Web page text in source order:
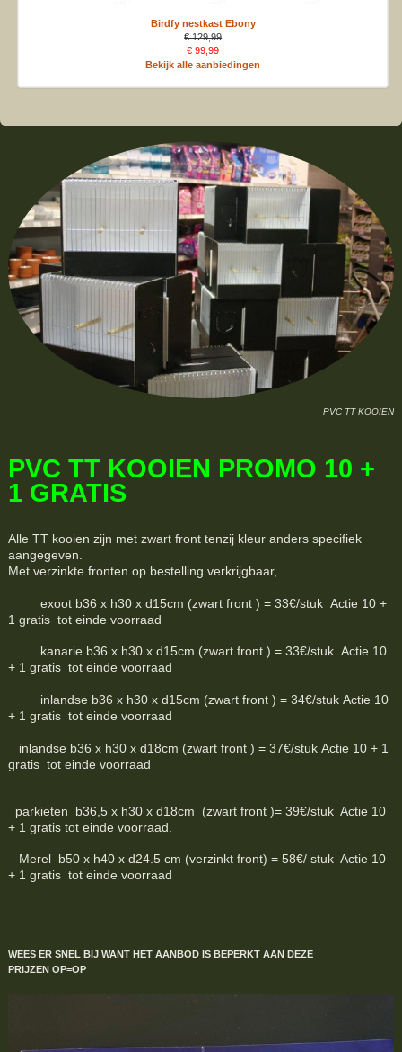
Birdfy nestkast Ebony
€ 129,99
€ 99,99
Bekijk alle aanbiedingen
PVC TT KOOIEN
PVC TT KOOIEN PROMO 10 +
1 GRATIS
Alle TT kooien zijn met zwart front tenzij kleur anders specifiek
aangegeven.
Met verzinkte fronten op bestelling verkrijgbaar,
exoot b36 x h30 x d15cm (zwart front ) = 33€/stuk Actie 10 +
1 gratis tot einde voorraad
kanarie b36 x h30 x d15cm (zwart front ) = 33€/stuk Actie 10
+ 1 gratis tot einde voorraad
inlandse b36 x h30 x d15cm (zwart front ) = 34€/stuk Actie 10
+ 1 gratis tot einde voorraad
inlandse b36 x h30 x d18cm (zwart front ) = 37€/stuk Actie 10 + 1
gratis tot einde voorraad
parkieten b36,5 x h30 x d18cm (zwart front )= 39€/stuk Actie 10
+ 1 gratis tot einde voorraad.
Merel b50 x h40 x d24.5 cm (verzinkt front) = 58€/ stuk Actie 10
+ 1 gratis tot einde voorraad
WEES ER SNEL BIJ WANT HET AANBOD IS BEPERKTAAN DEZE
PRIJZEN OP=OP